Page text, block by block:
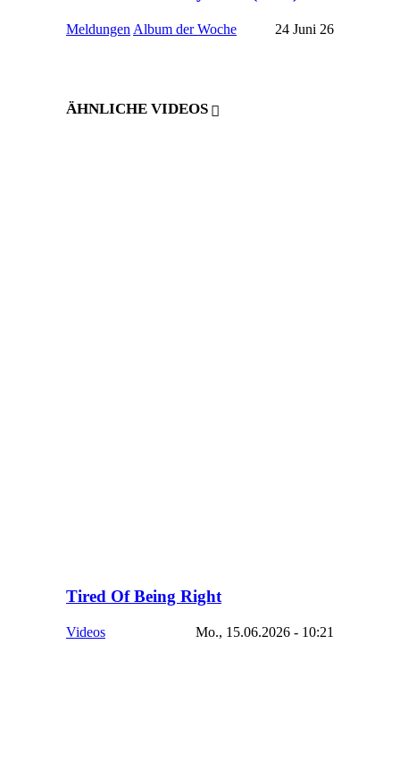
Meldungen Album der Woche 24 Juni 26
ÄHNLICHE VIDEOS
Tired Of Being Right
Videos Mo., 15.06.2026 - 10:21